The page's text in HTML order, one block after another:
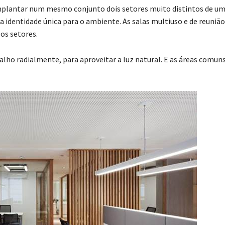
num mesmo conjunto dois setores muito distintos de
única para o ambiente. As salas multiuso e de
setores.
radialmente, para aproveitar a luz natural. E as áreas